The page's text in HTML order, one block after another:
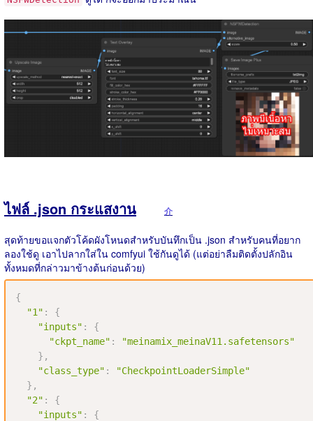
ไฟล์ .json กระแสงาน 介
สุดท้ายขอแจกตัวโค้ดผังโหนดสำหรับบันทึกเป็น .json สำหรับคนที่อยาก
ลองใช้ดู เอาไปลากใส่ใน comfyui ใช้กันดูได้ (แต่อย่าลืมติดตั้งปลักอิน
ทั้งหมดที่กล่าวมาข้างต้นก่อนด้วย)
{
"1" :
{
"inputs" :
{
"ckpt_name" :
"meinamix_meinaV11.safetensors"
} ,
"class_type" :
"CheckpointLoaderSimple"
} ,
"2" :
{
"inputs" :
{